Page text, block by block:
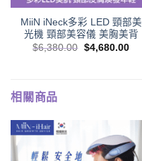
MiiN iNeck多彩 LED 頸部美
光機 頸部美容儀 美胸美背
$6,380.00 $4,680.00
相關商品